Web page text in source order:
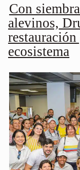
Con
alevinos,
ecosistema